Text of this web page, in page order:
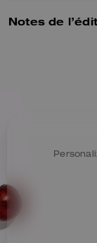
Notes de